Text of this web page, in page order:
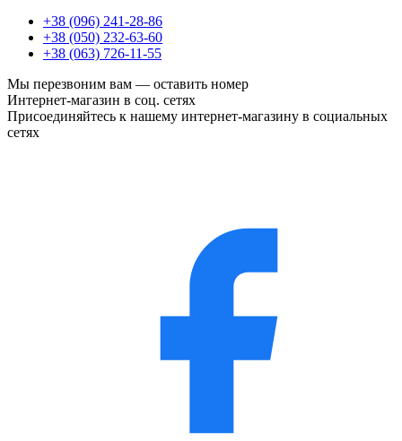
+38 (096) 241-28-86
+38 (050) 232-63-60
+38 (063) 726-11-55
Мы перезвоним вам — оставить номер
Интернет-магазин в соц. сетях
Присоединяйтесь к нашему интернет-магазину в социальных
сетях